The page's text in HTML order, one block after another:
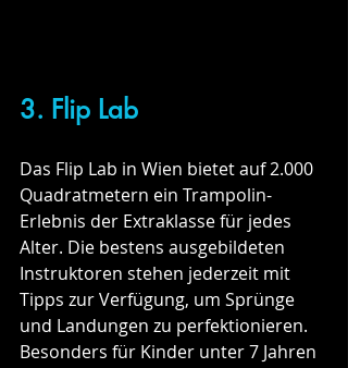
3. Flip Lab
Das Flip Lab in Wien bietet auf 2.000
Quadratmetern ein Trampolin-
Erlebnis der Extraklasse für jedes
Alter. Die bestens ausgebildeten
Instruktoren stehen jederzeit mit
Tipps zur Verfügung, um Sprünge
und Landungen zu perfektionieren.
Besonders für Kinder unter 7 Jahren